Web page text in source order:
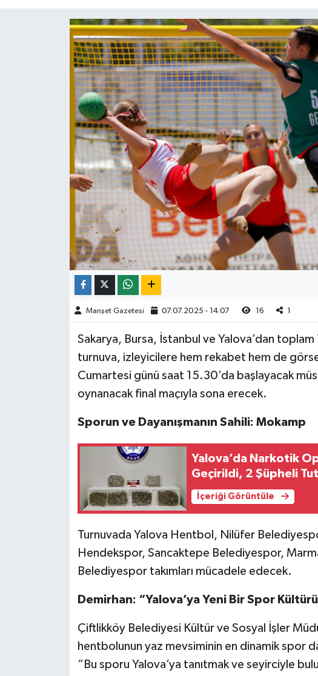
Manşet Gazetesi 07.07.2025 - 14:07 16 1
Sakarya, Bursa, İstanbul ve Yalova’dan toplam
turnuva, izleyicilere hem rekabet hem de
Cumartesi günü saat 15.30’da başlayacak
oynanacak final maçıyla sona erecek.
Sporun ve Dayanışmanın Sahili: Mokamp
Yalova’da Narkotik
Geçirildi, 2 Şüpheli
İçeriği Görüntüle
Turnuvada Yalova Hentbol, Nilüfer
Hendekspor, Sancaktepe Belediyespor,
Belediyespor takımları mücadele edecek.
Demirhan: “Yalova’ya Yeni Bir Spor
Çiftlikköy Belediyesi Kültür ve Sosyal İşler
hentbolunun yaz mevsiminin en dinamik spor
“Bu sporu Yalova’ya tanıtmak ve seyirciyle